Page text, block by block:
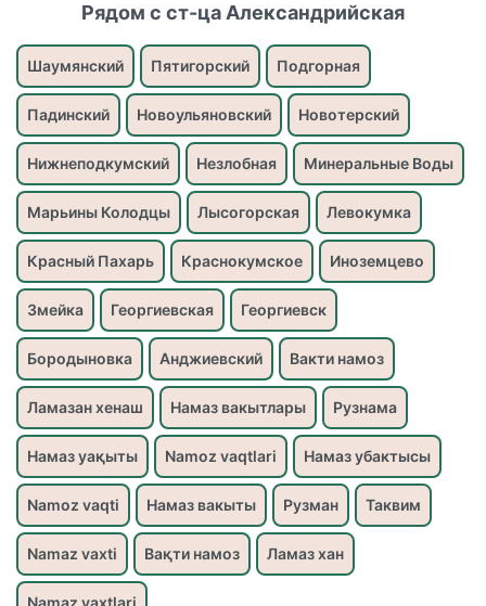
Рядом с ст-ца Александрийская
Шаумянский Пятигорский Подгорная
Падинский Новоульяновский Новотерский
Нижнеподкумский Незлобная Минеральные Воды
Марьины Колодцы Лысогорская Левокумка
Красный Пахарь Краснокумское Иноземцево
Змейка Георгиевская Георгиевск
Бородыновка Анджиевский Вакти намоз
Ламазан хенаш Намаз вакытлары Рузнама
Намаз уақыты Namoz vaqtlari Намаз убактысы
Namoz vaqti Намаз вакыты Рузман Таквим
Namaz vaxti Вақти намоз Ламаз хан
Namaz vaxtlari